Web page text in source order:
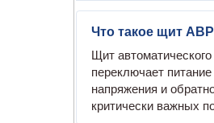
Что такое щит
Щит
переключает
напряжения и
критически важных